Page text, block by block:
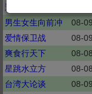
週末大爆卦
男生女生向前冲
08-09
爱情保卫战
08-09
爽食行天下
08-08
星跳水立方
08-08
台湾大论谈
08-09